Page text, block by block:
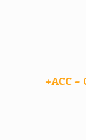
+ACC